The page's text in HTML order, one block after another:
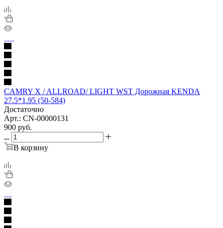
CAMRY X / ALLROAD/ LIGHT WST Дорожная KENDA
27.5*1.95 (50-584)
Достаточно
Арт.: CN-00000131
900 руб.
В корзину